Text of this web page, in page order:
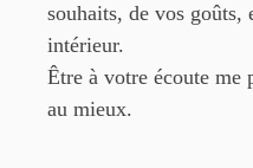
souhaits, de vos goûts,
intérieur.
Être à votre écoute me
au mieux.